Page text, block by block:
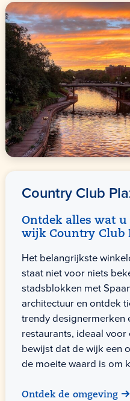
Country Club
Ontdek alles wat
wijk Country Club
Het belangrijkste
staat niet voor niets
stadsblokken met
architectuur en ontdek
trendy designermerken
restaurants, ideaal
bewijst dat de wijk een
de moeite waard is om
Ontdek de omgeving